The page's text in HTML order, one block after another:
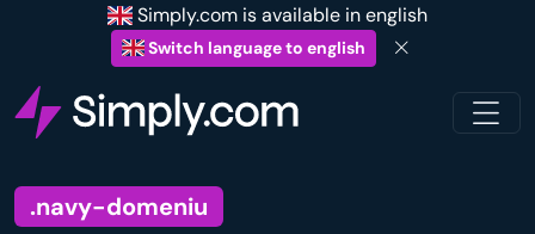
Simply.com is available in english
Switch language to english
.navy-domeniu